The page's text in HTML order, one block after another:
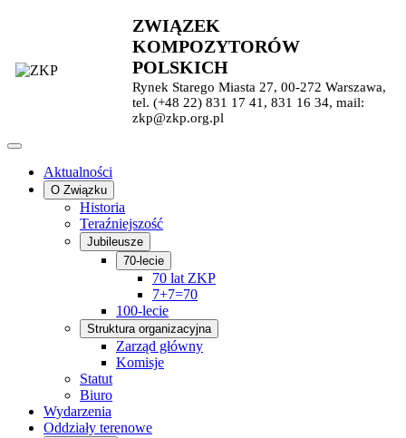
ZWIĄZEK
KOMPOZYTORÓW
POLSKICH
Rynek Starego Miasta 27, 00-272 Warszawa,
tel. (+48 22) 831 17 41, 831 16 34, mail:
zkp@zkp.org.pl
Aktualności
O Związku
Historia
Teraźniejszość
Jubileusze
70-lecie
70 lat ZKP
7+7=70
100-lecie
Struktura organizacyjna
Zarząd główny
Komisje
Statut
Biuro
Wydarzenia
Oddziały terenowe